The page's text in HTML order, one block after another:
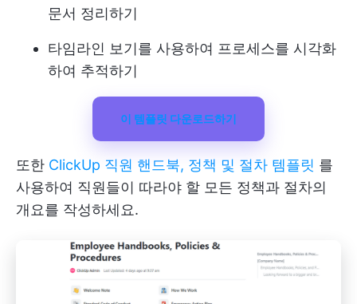
문서 정리하기
타임라인 보기를 사용하여 프로세스를 시각화
하여 추적하기
이 템플릿 다운로드하기
또한 ClickUp 직원 핸드북, 정책 및 절차 템플릿 를
사용하여 직원들이 따라야 할 모든 정책과 절차의
개요를 작성하세요.